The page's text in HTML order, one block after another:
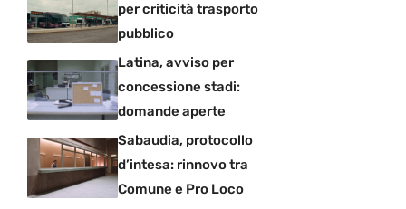
per criticità trasporto
pubblico
Latina, avviso per
concessione stadi:
domande aperte
Sabaudia, protocollo
d’intesa: rinnovo tra
Comune e Pro Loco